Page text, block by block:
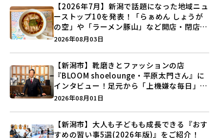
【2026年7月】新潟で話題になった地域ニュ
ーストップ10を発表！「らぁめん しょうが
の空」や「ラーメン豚山」など開店・閉店の
注目記事をランキングでご紹介♪
2026年08月03日
【新潟市】靴磨きとファッションの店
『BLOOM shoelounge・平原太門さん』に
インタビュー！足元から「上機嫌な毎日」を
つくる装いの提案とは？
2026年08月01日
【新潟市】大人も子どもも成長できる『おす
すめの習い事5選(2026年版)』をご紹介！